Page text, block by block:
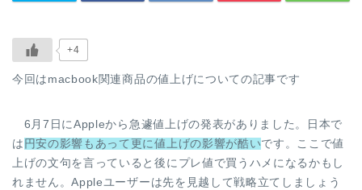
+4
今回はmacbook関連商品の値上げについての記事です
6月7日にAppleから急遽値上げの発表がありました。日本で
は 円安の影響もあって更に値上げの影響が酷いです。ここで値
上げの文句を言っていると後にプレ値で買うハメになるかもし
れません。Appleユーザーは先を見越して戦略立てしましょう